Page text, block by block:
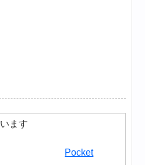
ます
Pocket